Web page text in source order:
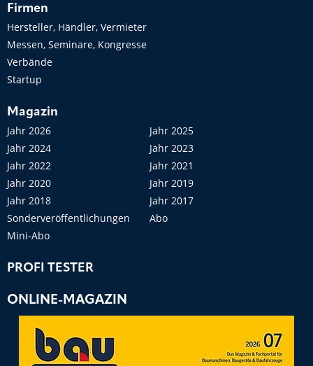
Firmen
Hersteller, Händler, Vermieter
Messen, Seminare, Kongresse
Verbände
Startup
Magazin
Jahr 2026
Jahr 2025
Jahr 2024
Jahr 2023
Jahr 2022
Jahr 2021
Jahr 2020
Jahr 2019
Jahr 2018
Jahr 2017
Sonderveröffentlichungen
Abo
Mini-Abo
PROFI TESTER
ONLINE-MAGAZIN